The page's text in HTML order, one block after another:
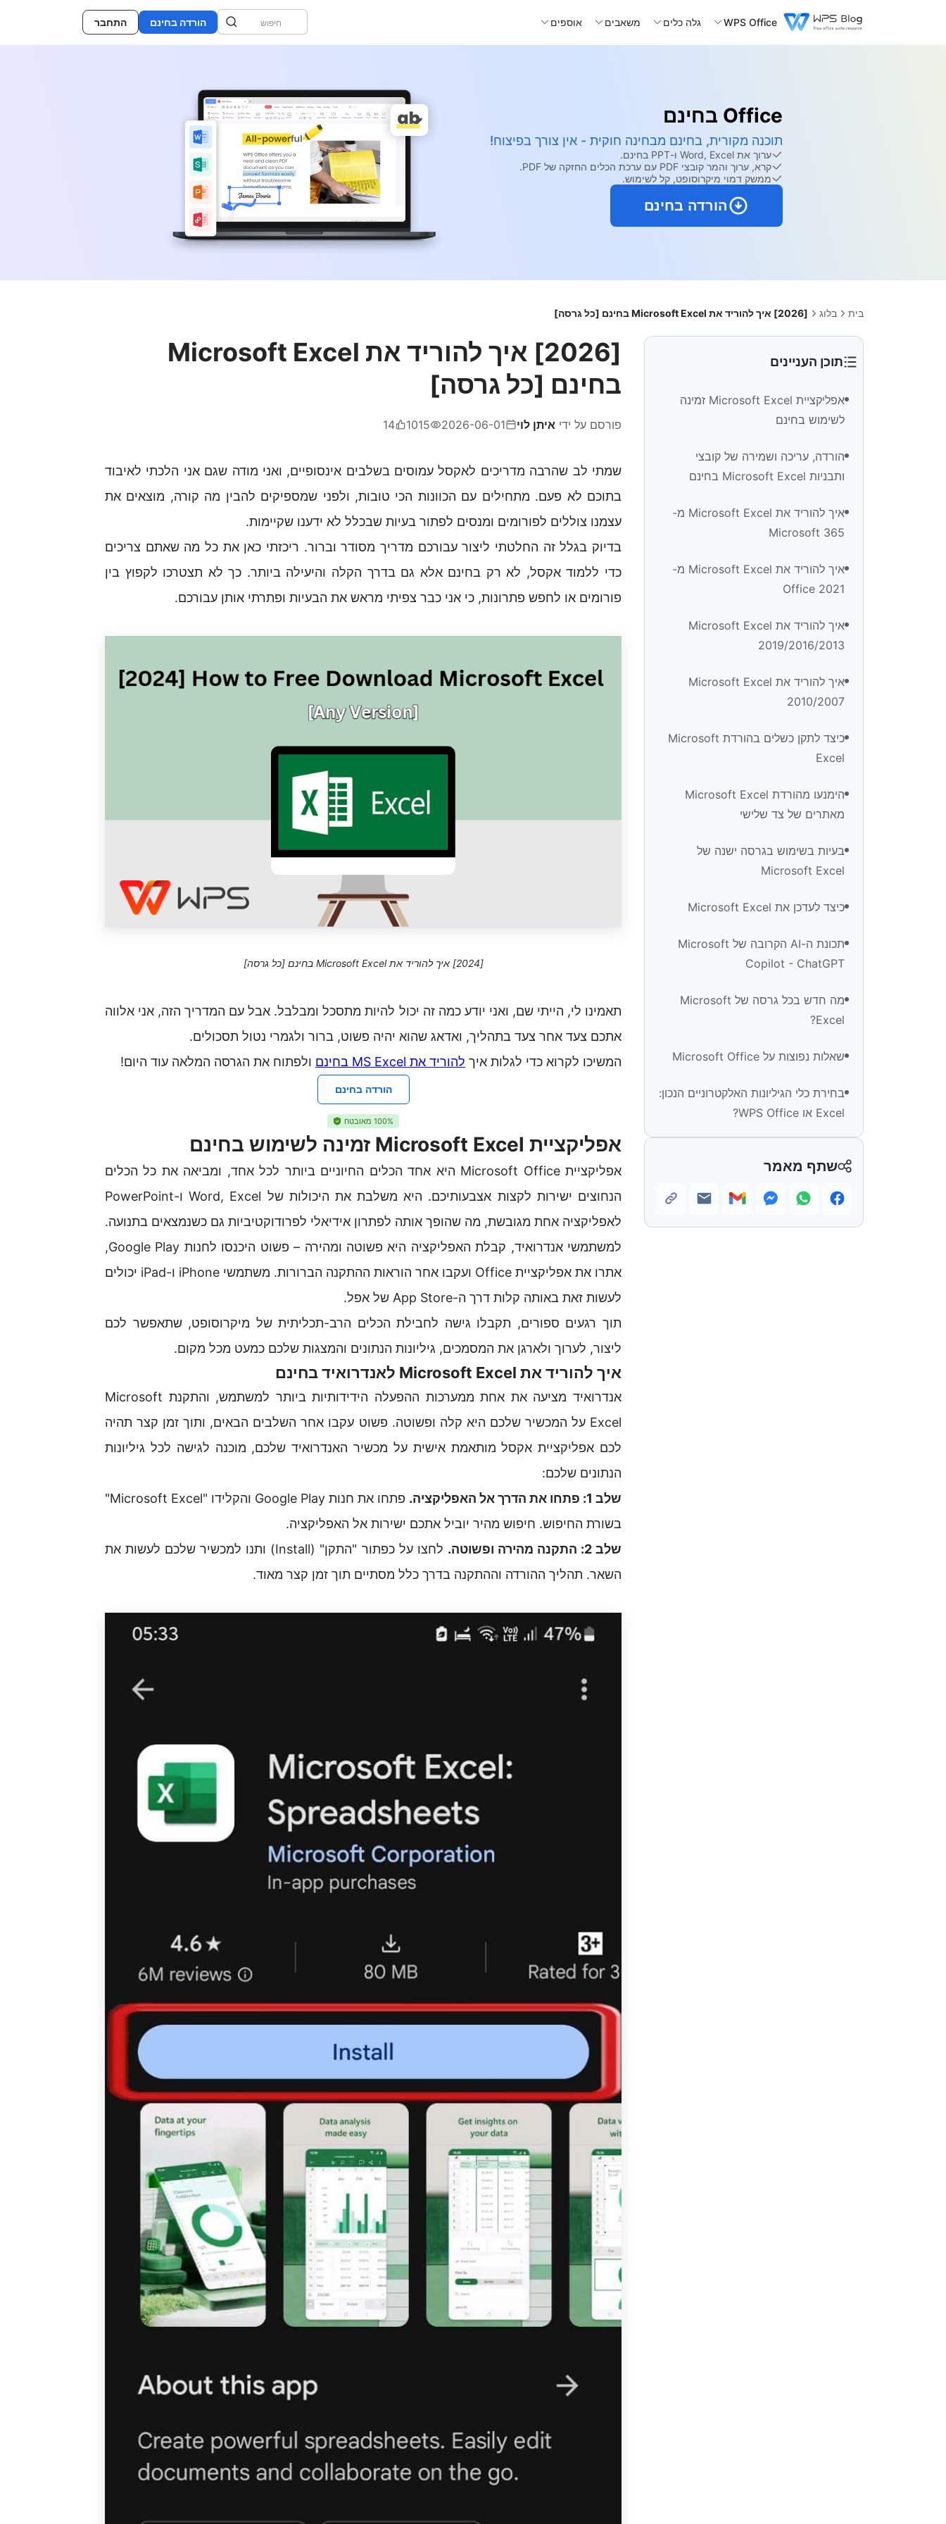
WPS Office גלה כלים משאבים אוספים הורדה בחינם התחבר
Office בחינם
תוכנה מקורית, בחינם מבחינה חוקית - אין צורך בפיצוח!
ערוך את Word, Excel ו-PPT בחינם.
קרא, ערוך והמר קובצי PDF עם ערכת הכלים החזקה של PDF.
ממשק דמוי מיקרוסופט, קל לשימוש.
הורדה בחינם
בית בלוג [2026] איך להוריד את Microsoft Excel בחינם [כל גרסה]
תוכן העניינים
אפליקציית Microsoft Excel זמינה
לשימוש בחינם
הורדה, עריכה ושמירה של קובצי
ותבניות Microsoft Excel בחינם
איך להוריד את Microsoft Excel מ-
Microsoft 365
איך להוריד את Microsoft Excel מ-
Office 2021
איך להוריד את Microsoft Excel
2019/2016/2013
איך להוריד את Microsoft Excel
2010/2007
כיצד לתקן כשלים בהורדת Microsoft
Excel
הימנעו מהורדת Microsoft Excel
מאתרים של צד שלישי
בעיות בשימוש בגרסה ישנה של
Microsoft Excel
כיצד לעדכן את Microsoft Excel
תכונת ה-AI הקרובה של Microsoft
Copilot - ChatGPT
מה חדש בכל גרסה של Microsoft
Excel?
שאלות נפוצות על Microsoft Office
בחירת כלי הגיליונות האלקטרוניים הנכון:
Excel או WPS Office?
שתף מאמר
[2026] איך להוריד את Microsoft Excel
בחינם [כל גרסה]
פורסם על ידי איתן לוי 2026-06-01
1015
14
שמתי לב שהרבה מדריכים לאקסל עמוסים בשלבים אינסופיים, ואני מודה שגם אני הלכתי לאיבוד
בתוכם לא פעם. מתחילים עם הכוונות הכי טובות, ולפני שמספיקים להבין מה קורה, מוצאים את
עצמנו צוללים לפורומים ומנסים לפתור בעיות שבכלל לא ידענו שקיימות.
בדיוק בגלל זה החלטתי ליצור עבורכם מדריך מסודר וברור. ריכזתי כאן את כל מה שאתם צריכים
כדי ללמוד אקסל, לא רק בחינם אלא גם בדרך הקלה והיעילה ביותר. כך לא תצטרכו לקפוץ בין
פורומים או לחפש פתרונות, כי אני כבר צפיתי מראש את הבעיות ופתרתי אותן עבורכם.
[2024] איך להוריד את Microsoft Excel בחינם [כל גרסה]
תאמינו לי, הייתי שם, ואני יודע כמה זה יכול להיות מתסכל ומבלבל. אבל עם המדריך הזה, אני אלווה
אתכם צעד אחר צעד בתהליך, ואדאג שהוא יהיה פשוט, ברור ולגמרי נטול תסכולים.
המשיכו לקרוא כדי לגלות איך להוריד את MS Excel בחינם ולפתוח את הגרסה המלאה עוד היום!
הורדה בחינם
100% מאובטח
אפליקציית Microsoft Excel זמינה לשימוש בחינם
אפליקציית Microsoft Office היא אחד הכלים החיוניים ביותר לכל אחד, ומביאה את כל הכלים
הנחוצים ישירות לקצות אצבעותיכם. היא משלבת את היכולות של Word, Excel ו-PowerPoint
לאפליקציה אחת מגובשת, מה שהופך אותה לפתרון אידיאלי לפרודוקטיביות גם כשנמצאים בתנועה.
למשתמשי אנדרואיד, קבלת האפליקציה היא פשוטה ומהירה – פשוט היכנסו לחנות Google Play,
אתרו את אפליקציית Office ועקבו אחר הוראות ההתקנה הברורות. משתמשי iPhone ו-iPad יכולים
לעשות זאת באותה קלות דרך ה-App Store של אפל.
תוך רגעים ספורים, תקבלו גישה לחבילת הכלים הרב-תכליתית של מיקרוסופט, שתאפשר לכם
ליצור, לערוך ולארגן את המסמכים, גיליונות הנתונים והמצגות שלכם כמעט מכל מקום.
איך להוריד את Microsoft Excel לאנדרואיד בחינם
אנדרואיד מציעה את אחת ממערכות ההפעלה הידידותיות ביותר למשתמש, והתקנת Microsoft
Excel על המכשיר שלכם היא קלה ופשוטה. פשוט עקבו אחר השלבים הבאים, ותוך זמן קצר תהיה
לכם אפליקציית אקסל מותאמת אישית על מכשיר האנדרואיד שלכם, מוכנה לגישה לכל גיליונות
הנתונים שלכם:
שלב 1: פתחו את הדרך אל האפליקציה.
פתחו את חנות Google Play והקלידו "Microsoft Excel"
בשורת החיפוש. חיפוש מהיר יוביל אתכם ישירות אל האפליקציה.
שלב 2: התקנה מהירה ופשוטה.
לחצו על כפתור "התקן" (Install) ותנו למכשיר שלכם לעשות את
השאר. תהליך ההורדה וההתקנה בדרך כלל מסתיים תוך זמן קצר מאוד.